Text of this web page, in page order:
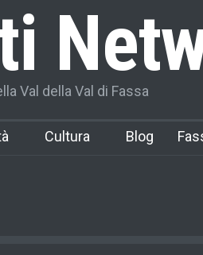
Val della Val di Fassa
Cultura Blog